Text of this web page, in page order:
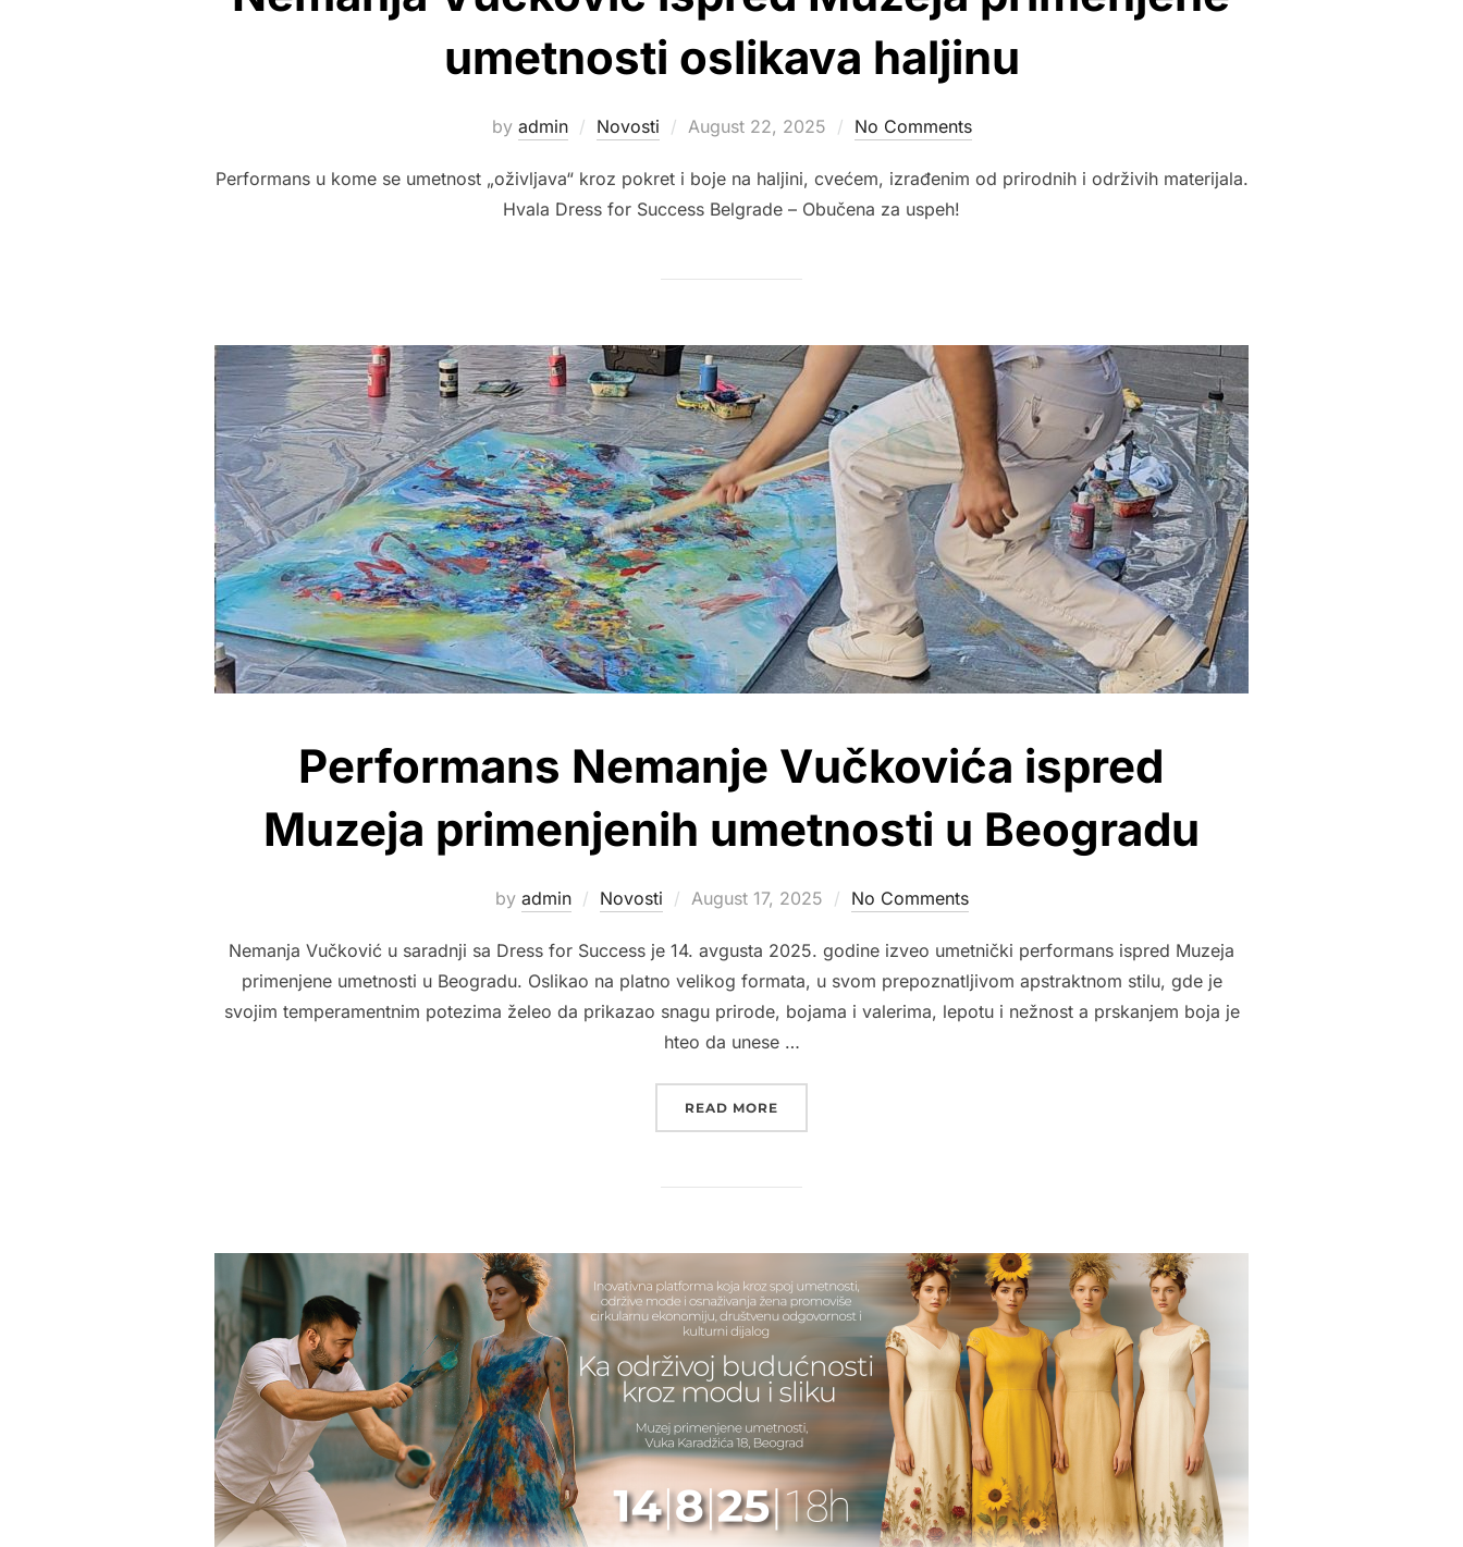
umetnosti oslikava haljinu
by admin Novosti
Posted
August 22, 2025 No Comments
Performans u kome se umetnost „oživljava“ kroz pokret i boje na haljini, cvećem, izrađenim od prirodnih i održivih materijala.
Hvala Dress for Success Belgrade – Obučena za uspeh!
Performans Nemanje Vučkovića ispred
Muzeja primenjenih umetnosti u Beogradu
by admin Novosti
Posted
August 17, 2025 No Comments
Nemanja Vučković u saradnji sa Dress for Success je 14. avgusta 2025. godine izveo umetnički performans ispred Muzeja
primenjene umetnosti u Beogradu. Oslikao na platno velikog formata, u svom prepoznatljivom apstraktnom stilu, gde je
svojim temperamentnim potezima želeo da prikazao snagu prirode, bojama i valerima, lepotu i nežnost a prskanjem boja je
hteo da unese …
READ MORE